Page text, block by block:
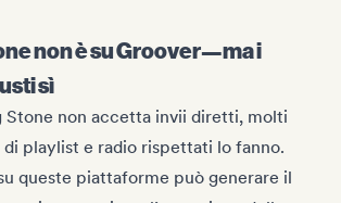
non è su Groover—ma i
sì
Stone non accetta invii diretti, molti
playlist e radio rispettati lo fanno.
queste piattaforme può generare il